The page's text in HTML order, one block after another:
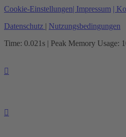
Cookie-Einstellungen| Impressum |
Datenschutz | Nutzungsbedingungen
Time: 0.021s | Peak Memory Usage: